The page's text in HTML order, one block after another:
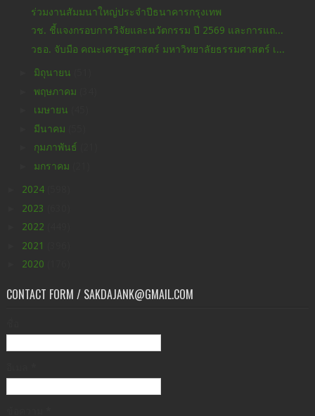
ร่วมงานสัมมนาใหญ่ประจำปีธนาคารกรุงเทพ
วช. ชี้แจงกรอบการวิจัยและนวัตกรรม ปี 2569 และการแถ...
วธอ. จับมือ คณะเศรษฐศาสตร์ มหาวิทยาลัยธรรมศาสตร์ เ...
มิถุนายน
พฤษภาคม
เมษายน
มีนาคม
กุมภาพันธ์
มกราคม
2024
2023
2022
2021
2020
CONTACT FORM / SAKDAJANK@GMAIL.COM